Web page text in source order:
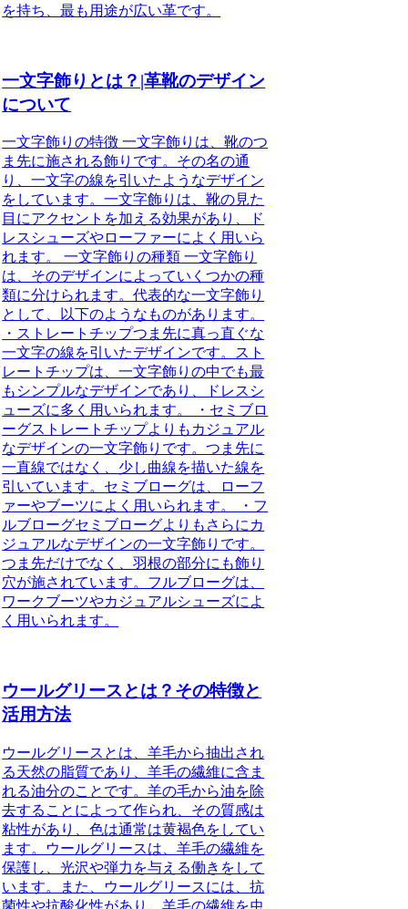
を持ち、最も用途が広い革です。
一文字飾りとは？|革靴のデザイン
について
一文字飾りの特徴 一文字飾りは、靴のつ
ま先に施される飾りです。その名の通
り、一文字の線を引いたようなデザイン
をしています。一文字飾りは、靴の見た
目にアクセントを加える効果があり、ド
レスシューズやローファーによく用いら
れます。 一文字飾りの種類 一文字飾り
は、そのデザインによっていくつかの種
類に分けられます。代表的な一文字飾り
として、以下のようなものがあります。
・ストレートチップつま先に真っ直ぐな
一文字の線を引いたデザインです。スト
レートチップは、一文字飾りの中でも最
もシンプルなデザインであり、ドレスシ
ューズに多く用いられます。 ・セミブロ
ーグストレートチップよりもカジュアル
なデザインの一文字飾りです。つま先に
一直線ではなく、少し曲線を描いた線を
引いています。セミブローグは、ローフ
ァーやブーツによく用いられます。 ・フ
ルブローグセミブローグよりもさらにカ
ジュアルなデザインの一文字飾りです。
つま先だけでなく、羽根の部分にも飾り
穴が施されています。フルブローグは、
ワークブーツやカジュアルシューズによ
く用いられます。
ウールグリースとは？その特徴と
活用方法
ウールグリースとは、羊毛から抽出され
る天然の脂質であり、羊毛の繊維に含ま
れる油分のことです。羊の毛から油を除
去することによって作られ、その質感は
粘性があり、色は通常は黄褐色をしてい
ます。ウールグリースは、羊毛の繊維を
保護し、光沢や弾力を与える働きをして
います。また、ウールグリースには、抗
菌性や抗酸化性があり、羊毛の繊維を虫